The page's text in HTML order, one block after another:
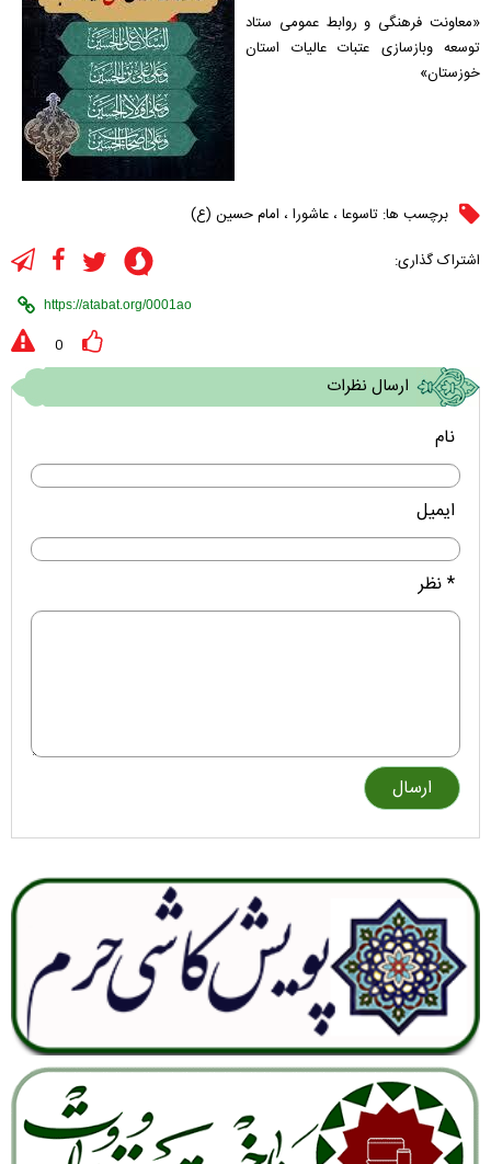
«معاونت فرهنگی و روابط عمومی ستاد
توسعه وبازسازی عتبات عالیات استان
خوزستان»
برچسب ها: تاسوعا ، عاشورا ، امام حسین (ع)
اشتراک گذاری:
0
ارسال نظرات
نام
ایمیل
* نظر